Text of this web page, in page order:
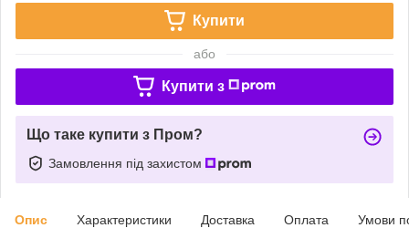
Купити
або
Купити з
Що таке купити з Пром?
Замовлення під захистом
Опис Характеристики Доставка Оплата Умови